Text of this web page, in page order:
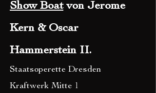
Show Boatvon Jerome
Kern & Oscar
Hammerstein II.
Staatsoperette Dresden
Kraftwerk Mitte 1